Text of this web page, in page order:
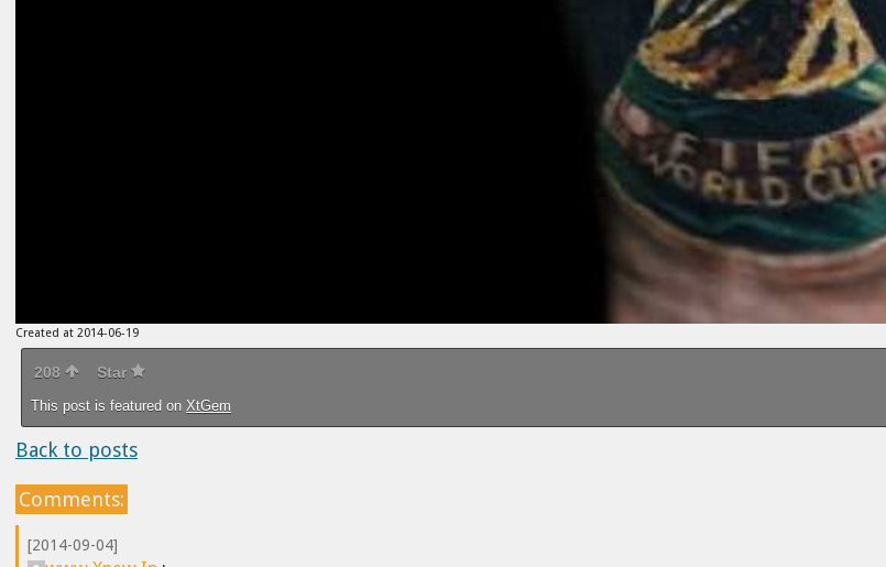
Created at 2014-06-19
208 Star
This post is featured on XtGem
Back to posts
Comments:
[2014-09-04]